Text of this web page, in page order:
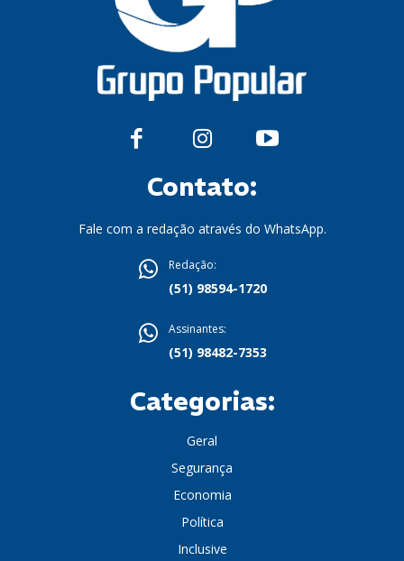
Contato:
Fale com a redação através do WhatsApp.
Redação:
(51) 98594-1720
Assinantes:
(51) 98482-7353
Categorias:
Geral
Segurança
Economia
Política
Inclusive